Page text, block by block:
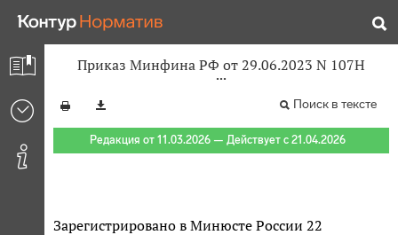
Приказ Минфина РФ от 29.06.2023 N 107Н
Поиск в тексте
Редакция от 11.03.2026 — Действует с 21.04.2026
Зарегистрировано в Минюсте России 22